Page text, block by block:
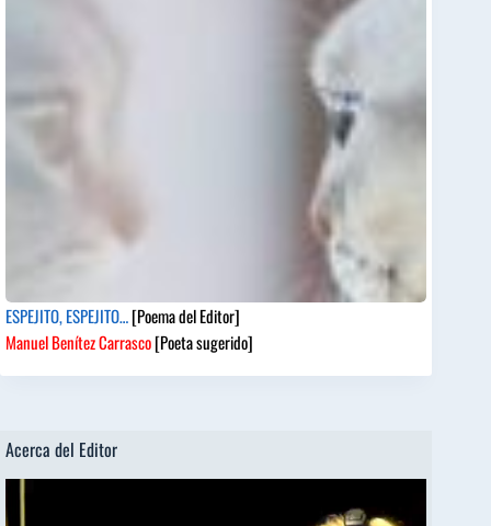
ESPEJITO, ESPEJITO…[Poema del Editor]
Manuel Benítez Carrasco[Poeta sugerido]
Acerca del Editor
de